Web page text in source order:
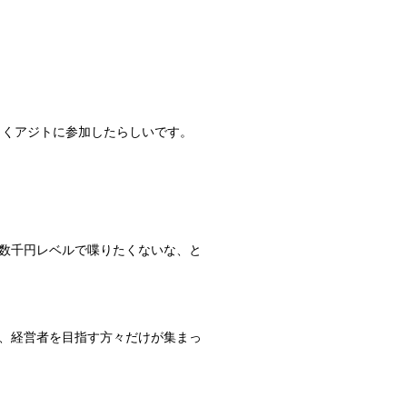
アジトに参加したらしいです。
千円レベルで喋りたくないな、と
経営者を目指す方々だけが集まっ